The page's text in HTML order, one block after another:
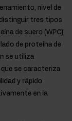
nivel de
tres tipos
de suero (WPC),
de proteína de
se utiliza
se caracteriza
y rápido
en la